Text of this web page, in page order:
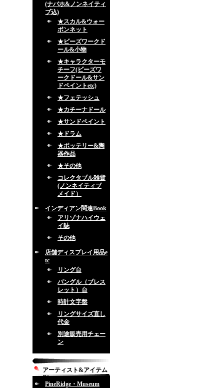
(ナバホ&ノンネイティ
ブ込)
★スカル&ウォー
ボンネット
★ビーズワークド
ール&小物
★キャラクターモ
チーフ(ビーズワ
ークドール&サン
ドペイントetc)
★フェテッシュ
★カチーナドール
★サンドペイント
★ドラム
★ポッテリー&陶
器作品
★その他
コレクタブル雑貨
(ノンネイティブ
メイド）
インディアン関連Book
アリゾナハイウェ
イ誌
その他
店舗ディスプレイ用品e
tc
リング台
バングル（ブレス
レット）台
時計文字盤
リングサイズ直し
代金
別途販売用チェー
ン
アーティスト&アイテム
別
PineRidge・Museum